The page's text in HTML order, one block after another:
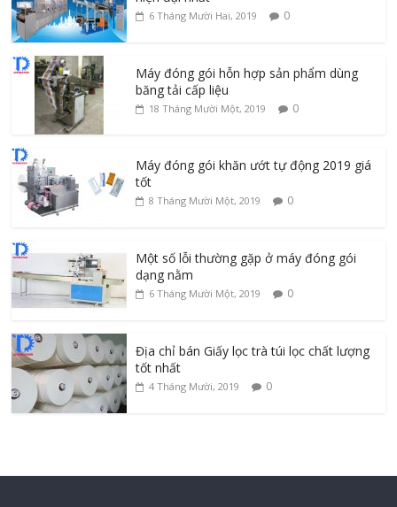
6 Tháng Mười Hai, 2019 0
Máy đóng gói hỗn hợp sản phẩm dùng
băng tải cấp liệu
18 Tháng Mười Một, 2019 0
Máy đóng gói khăn ướt tự động 2019 giá
tốt
8 Tháng Mười Một, 2019 0
Một số lỗi thường gặp ở máy đóng gói
dạng nằm
6 Tháng Mười Một, 2019 0
Địa chỉ bán Giấy lọc trà túi lọc chất lượng
tốt nhất
4 Tháng Mười, 2019 0